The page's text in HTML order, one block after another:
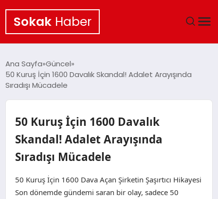
Sokak Haber
EKONOMI
KÜLTÜR SANAT
SAĞLIK
Ana Sayfa Güncel
50 Kuruş İçin 1600 Davalık Skandal! Adalet Arayışında
Sıradışı Mücadele
50 Kuruş İçin 1600 Davalık
Skandal! Adalet Arayışında
Sıradışı Mücadele
50 Kuruş İçin 1600 Dava Açan Şirketin Şaşırtıcı Hikayesi
Son dönemde gündemi saran bir olay, sadece 50